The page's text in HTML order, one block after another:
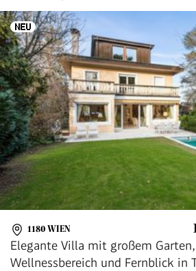
1180 WIEN
Elegante Villa mit großem Garten,
Wellnessbereich und Fernblick in